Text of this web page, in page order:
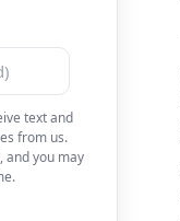
text and
from us.
and you may